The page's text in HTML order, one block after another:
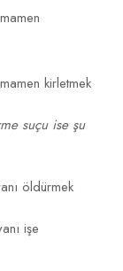
kirletmek
suçu ise şu
öldürmek
işe